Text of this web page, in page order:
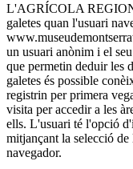
L'AGRÍCOLA
galetes quan l'usuari
un usuari anònim i el
que permetin deduir les
galetes és possible
registrin per primera
visita per accedir a les
ells. L'usuari té l'opció
mitjançant la selecció
navegador.